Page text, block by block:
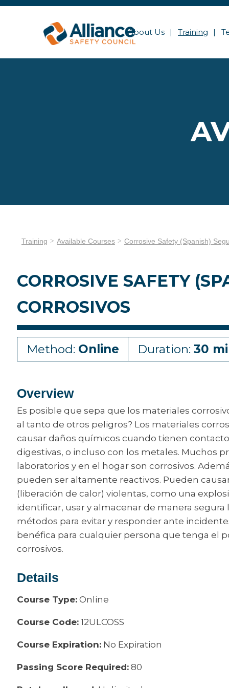
About Us Training
Training Available Courses Corrosive Safety (Spanish)
CORROSIVE SAFETY
CORROSIVOS
Method: Online Duration: 30
Overview
Es posible que sepa que los materiales
al tanto de otros peligros? Los materiales
causar daños químicos cuando tienen contacto
digestivas, o incluso con los metales. Muchos
laboratorios y en el hogar son corrosivos.
pueden ser altamente reactivos. Pueden
(liberación de calor) violentas, como una
identificar, usar y almacenar de manera
métodos para evitar y responder ante
benéfica para cualquier persona que tenga el
corrosivos.
Details
Course Type: Online
Course Code: 12ULCOSS
Course Expiration: No Expiration
Passing Score Required: 80